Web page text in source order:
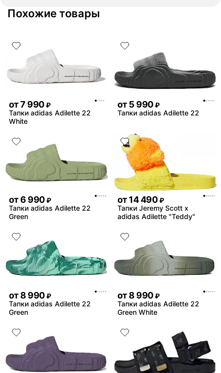
упаковано
замша , это все ,но это
времени Комментарий:
фанатов это пушка ,
пожалеете
Похожие товары
от7 990 ₽
Тапки adidas Adilette 22
White
от5 990 ₽
Тапки adidas Adilette 22
от6 990 ₽
Тапки adidas Adilette 22
Green
от14 490 ₽
Тапки Jeremy Scott x
adidas Adilette "Teddy"
от8 990 ₽
Тапки adidas Adilette 22
Green
от8 990 ₽
Тапки adidas Adilette 22
Green White